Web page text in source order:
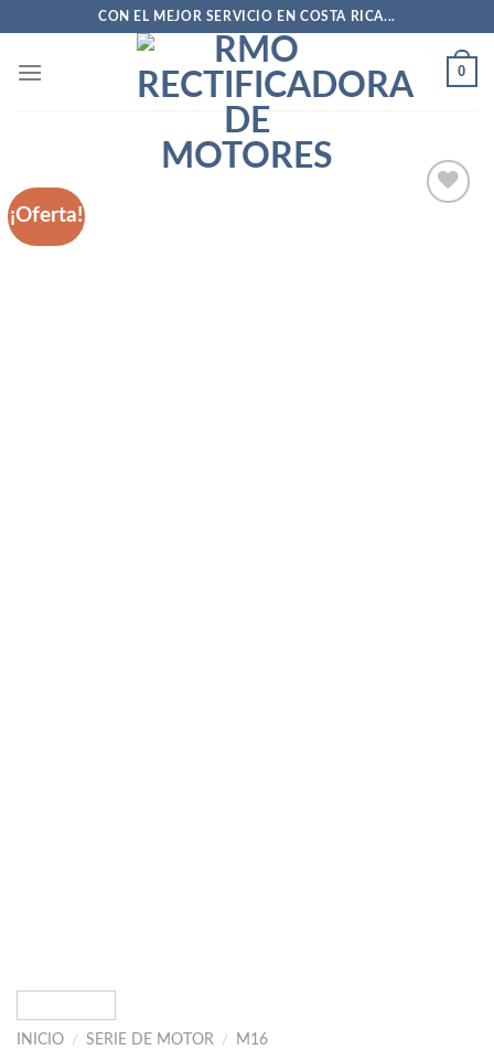
contenido
CON EL MEJOR SERVICIO EN COSTA RICA...
0
¡Oferta!
INICIO / SERIE DE MOTOR / M16